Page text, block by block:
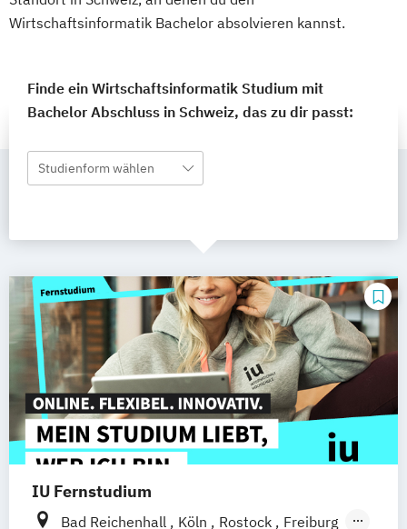
Wirtschaftsinformatik Bachelor absolvieren kannst.
Finde ein Wirtschaftsinformatik Studium mit
Bachelor Abschluss in Schweiz, das zu dir passt:
Studienform wählen
IU Fernstudium
Bad Reichenhall Köln Rostock
Freiburg